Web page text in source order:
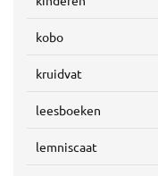
kobo
kruidvat
leesboeken
lemniscaat